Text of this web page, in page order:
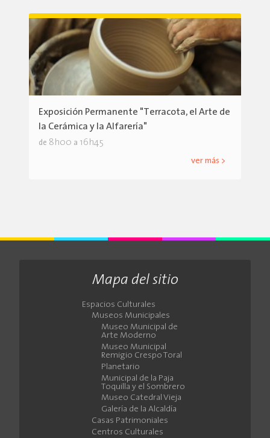
Exposición Permanente "Terracota, el Arte de
la Cerámica y la Alfarería"
de 8h00 a 16h45
ver más >
Mapa del sitio
Espacios Culturales
Museos Municipales
Museo Municipal de
Arte Moderno
Museo Municipal
Remigio Crespo Toral
Planetario
Municipal de la Paja
Toquilla y el Sombrero
Museo Catedral Vieja
Galería de la Alcaldía
Casas Patrimoniales
Centros Culturales